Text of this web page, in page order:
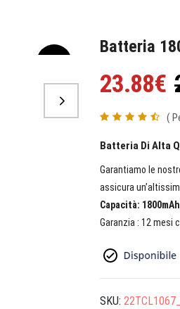
Batteria
23.88€
(
Batteria Di Alta
Garantiamo le
assicura
Capacità:
Garanzia : 12 mesi
SKU: